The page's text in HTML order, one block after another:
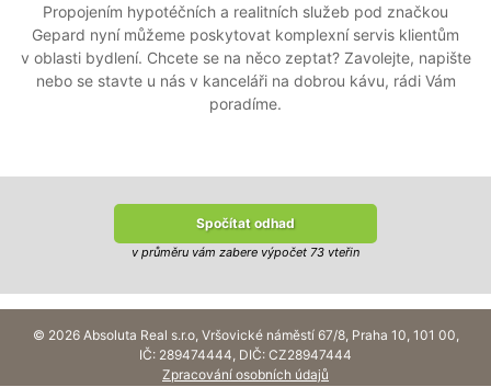
Propojením hypotéčních a realitních služeb pod značkou
Gepard nyní můžeme poskytovat komplexní servis klientům
v oblasti bydlení. Chcete se na něco zeptat? Zavolejte, napište
nebo se stavte u nás v kanceláři na dobrou kávu, rádi Vám
poradíme.
Spočítat odhad
v průměru vám zabere výpočet 73 vteřin
© 2026 Absoluta Real s.r.o, Vršovické náměstí 67/8, Praha 10, 101 00,
IČ: 289474444, DIČ: CZ28947444
Zpracování osobních údajů